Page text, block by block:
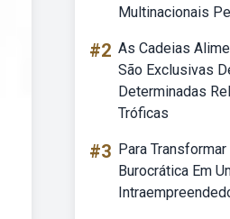
Multinacionais
#2 As Cadeias
São Exclusivas
Determinadas
Tróficas
#3 Para Transformar
Burocrática Em